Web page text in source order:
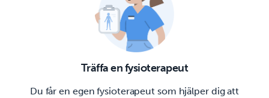
Träffa en fysioterapeut
Du får en egen fysioterapeut som hjälper dig att